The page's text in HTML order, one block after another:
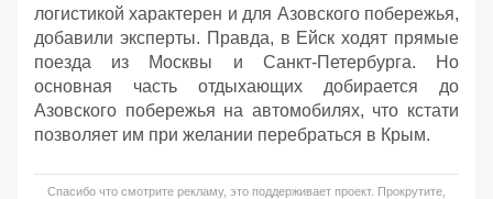
логистикой характерен и для Азовского побережья,
добавили эксперты. Правда, в Ейск ходят прямые
поезда из Москвы и Санкт-Петербурга. Но
основная часть отдыхающих добирается до
Азовского побережья на автомобилях, что кстати
позволяет им при желании перебраться в Крым.
Спасибо что смотрите рекламу, это поддерживает проект. Прокрутите,